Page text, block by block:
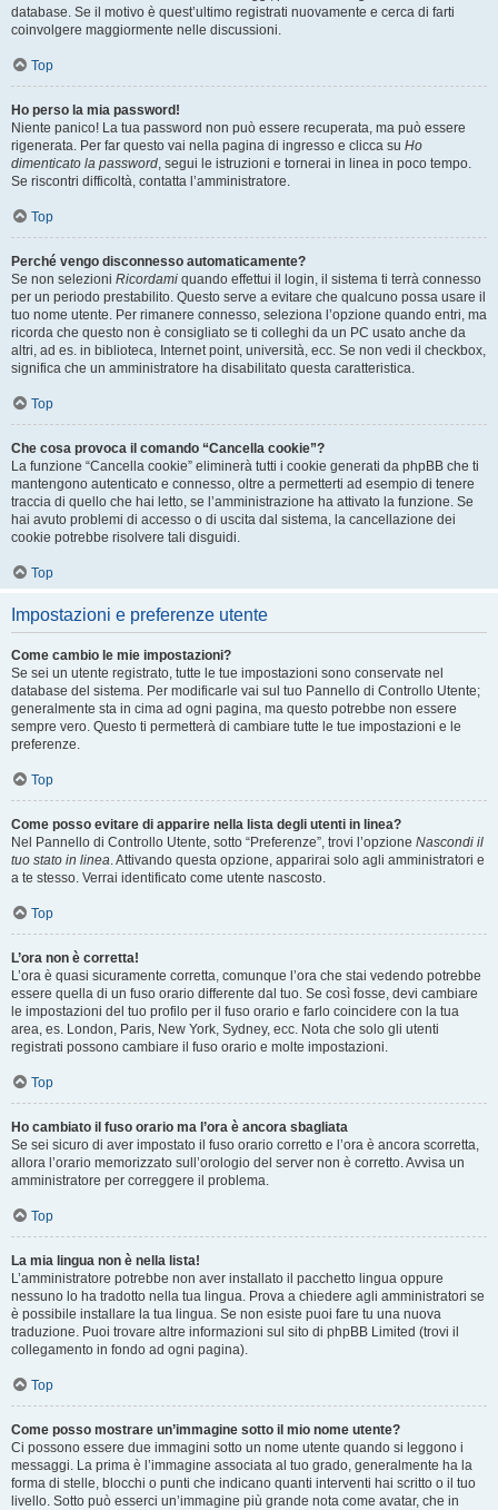
database. Se il motivo è quest’ultimo registrati nuovamente e cerca di farti
coinvolgere maggiormente nelle discussioni.
Top
Ho perso la mia password!
Niente panico! La tua password non può essere recuperata, ma può essere
rigenerata. Per far questo vai nella pagina di ingresso e clicca su Ho
dimenticato la password, segui le istruzioni e tornerai in linea in poco tempo.
Se riscontri difficoltà, contatta l’amministratore.
Top
Perché vengo disconnesso automaticamente?
Se non selezioni Ricordami quando effettui il login, il sistema ti terrà connesso
per un periodo prestabilito. Questo serve a evitare che qualcuno possa usare il
tuo nome utente. Per rimanere connesso, seleziona l’opzione quando entri, ma
ricorda che questo non è consigliato se ti colleghi da un PC usato anche da
altri, ad es. in biblioteca, Internet point, università, ecc. Se non vedi il checkbox,
significa che un amministratore ha disabilitato questa caratteristica.
Top
Che cosa provoca il comando “Cancella cookie”?
La funzione “Cancella cookie” eliminerà tutti i cookie generati da phpBB che ti
mantengono autenticato e connesso, oltre a permetterti ad esempio di tenere
traccia di quello che hai letto, se l’amministrazione ha attivato la funzione. Se
hai avuto problemi di accesso o di uscita dal sistema, la cancellazione dei
cookie potrebbe risolvere tali disguidi.
Top
Impostazioni e preferenze utente
Come cambio le mie impostazioni?
Se sei un utente registrato, tutte le tue impostazioni sono conservate nel
database del sistema. Per modificarle vai sul tuo Pannello di Controllo Utente;
generalmente sta in cima ad ogni pagina, ma questo potrebbe non essere
sempre vero. Questo ti permetterà di cambiare tutte le tue impostazioni e le
preferenze.
Top
Come posso evitare di apparire nella lista degli utenti in linea?
Nel Pannello di Controllo Utente, sotto “Preferenze”, trovi l’opzione Nascondi il
tuo stato in linea. Attivando questa opzione, apparirai solo agli amministratori e
a te stesso. Verrai identificato come utente nascosto.
Top
L’ora non è corretta!
L’ora è quasi sicuramente corretta, comunque l’ora che stai vedendo potrebbe
essere quella di un fuso orario differente dal tuo. Se così fosse, devi cambiare
le impostazioni del tuo profilo per il fuso orario e farlo coincidere con la tua
area, es. London, Paris, New York, Sydney, ecc. Nota che solo gli utenti
registrati possono cambiare il fuso orario e molte impostazioni.
Top
Ho cambiato il fuso orario ma l’ora è ancora sbagliata
Se sei sicuro di aver impostato il fuso orario corretto e l’ora è ancora scorretta,
allora l’orario memorizzato sull’orologio del server non è corretto. Avvisa un
amministratore per correggere il problema.
Top
La mia lingua non è nella lista!
L’amministratore potrebbe non aver installato il pacchetto lingua oppure
nessuno lo ha tradotto nella tua lingua. Prova a chiedere agli amministratori se
è possibile installare la tua lingua. Se non esiste puoi fare tu una nuova
traduzione. Puoi trovare altre informazioni sul sito di phpBB Limited (trovi il
collegamento in fondo ad ogni pagina).
Top
Come posso mostrare un’immagine sotto il mio nome utente?
Ci possono essere due immagini sotto un nome utente quando si leggono i
messaggi. La prima è l’immagine associata al tuo grado, generalmente ha la
forma di stelle, blocchi o punti che indicano quanti interventi hai scritto o il tuo
livello. Sotto può esserci un’immagine più grande nota come avatar, che in